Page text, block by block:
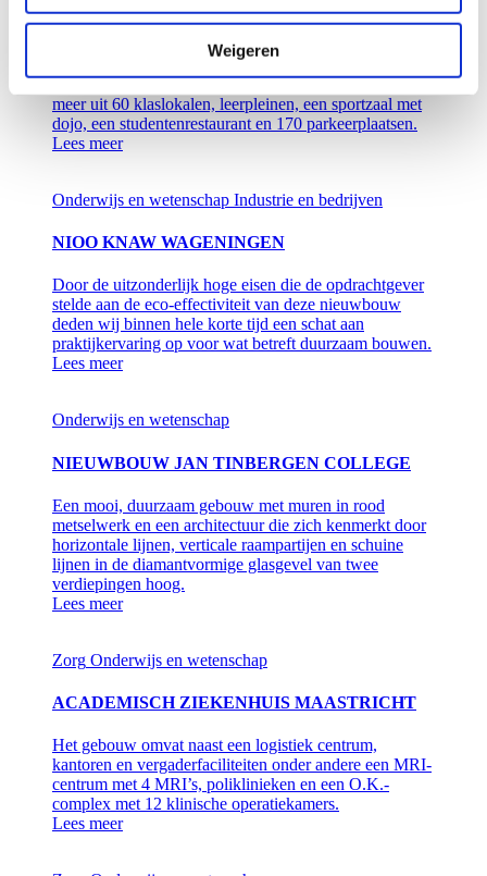
Weigeren
STC WAALHAVEN ROTTERDAM
De nieuwbouw heeft acht etages met in totaal een bruto
vloeroppervlak van circa 13.000 m² en bestaat onder
meer uit 60 klaslokalen, leerpleinen, een sportzaal met
dojo, een studentenrestaurant en 170 parkeerplaatsen.
Lees meer
Onderwijs en wetenschap Industrie en bedrijven
NIOO KNAW WAGENINGEN
Door de uitzonderlijk hoge eisen die de opdrachtgever
stelde aan de eco-effectiviteit van deze nieuwbouw
deden wij binnen hele korte tijd een schat aan
praktijkervaring op voor wat betreft duurzaam bouwen.
Lees meer
Onderwijs en wetenschap
NIEUWBOUW JAN TINBERGEN COLLEGE
Een mooi, duurzaam gebouw met muren in rood
metselwerk en een architectuur die zich kenmerkt door
horizontale lijnen, verticale raampartijen en schuine
lijnen in de diamantvormige glasgevel van twee
verdiepingen hoog.
Lees meer
Zorg Onderwijs en wetenschap
ACADEMISCH ZIEKENHUIS MAASTRICHT
Het gebouw omvat naast een logistiek centrum,
kantoren en vergaderfaciliteiten onder andere een MRI-
centrum met 4 MRI’s, poliklinieken en een O.K.-
complex met 12 klinische operatiekamers.
Lees meer